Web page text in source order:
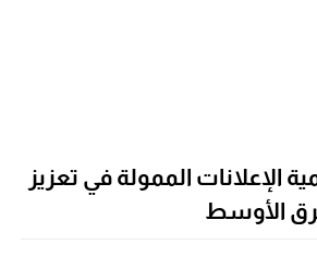
الإعلانات الممولة في تعزيز
الأوسط